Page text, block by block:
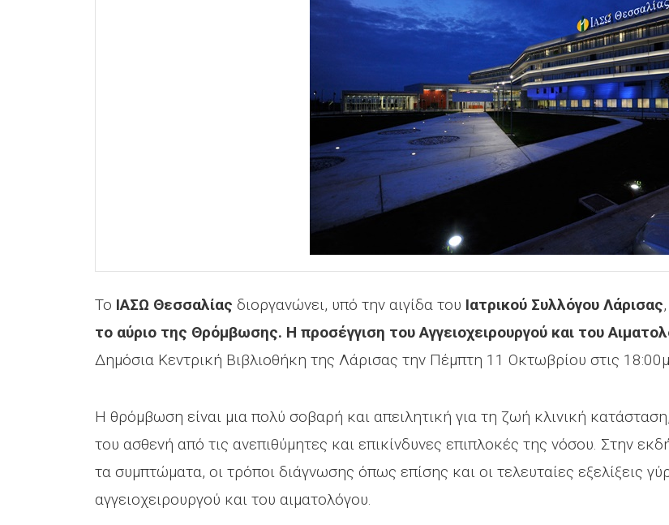
Το ΙΑΣΩ Θεσσαλίας διοργανώνει, υπό την αιγίδα του Ιατρικού Συλλόγου Λάρισας
το αύριο της Θρόμβωσης. Η προσέγγιση του Αγγειοχειρουργού και του
Δημόσια Κεντρική Βιβλιοθήκη της Λάρισας την Πέμπτη 11 Οκτωβρίου στις
Η θρόμβωση είναι μια πολύ σοβαρή και απειλητική για τη ζωή κλινική
του ασθενή από τις ανεπιθύμητες και επικίνδυνες επιπλοκές της νόσου. Στην
τα συμπτώματα, οι τρόποι διάγνωσης όπως επίσης και οι τελευταίες εξελίξεις
αγγειοχειρουργού και του αιματολόγου.